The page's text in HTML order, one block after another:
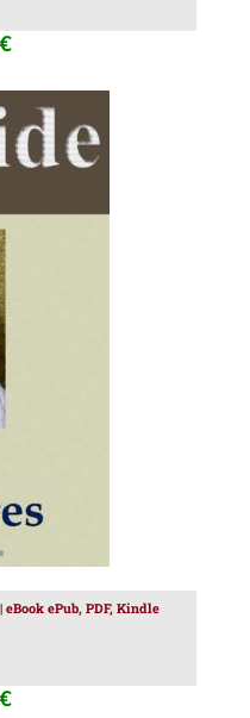
€
ePub, PDF, Kindle
€